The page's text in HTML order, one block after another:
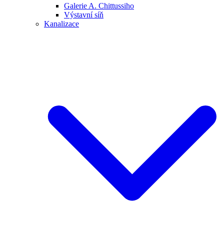
Galerie A. Chittussiho
Výstavní síň
Kanalizace